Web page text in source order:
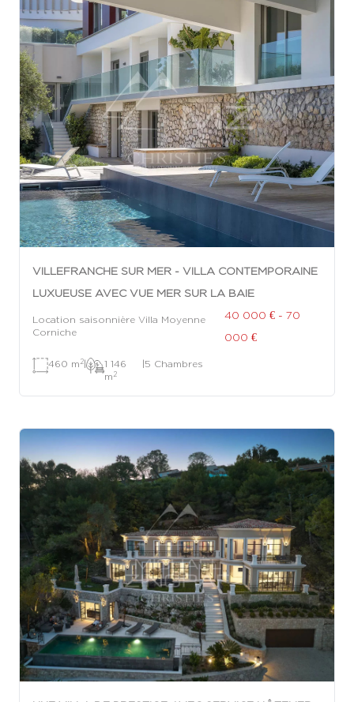
VILLEFRANCHE SUR MER - VILLA CONTEMPORAINE
LUXUEUSE AVEC VUE MER SUR LA BAIE
Location saisonnière Villa Moyenne
Corniche
40 000 € - 70
000 €
460 m 2|
1 146
m 2
|5 Chambres